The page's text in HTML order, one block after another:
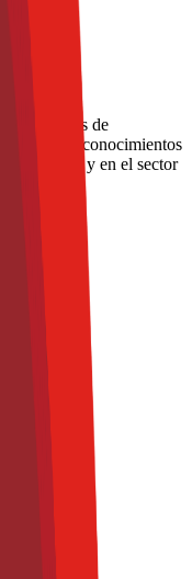
en medios de
sus conocimientos
y bebidas, y en el sector